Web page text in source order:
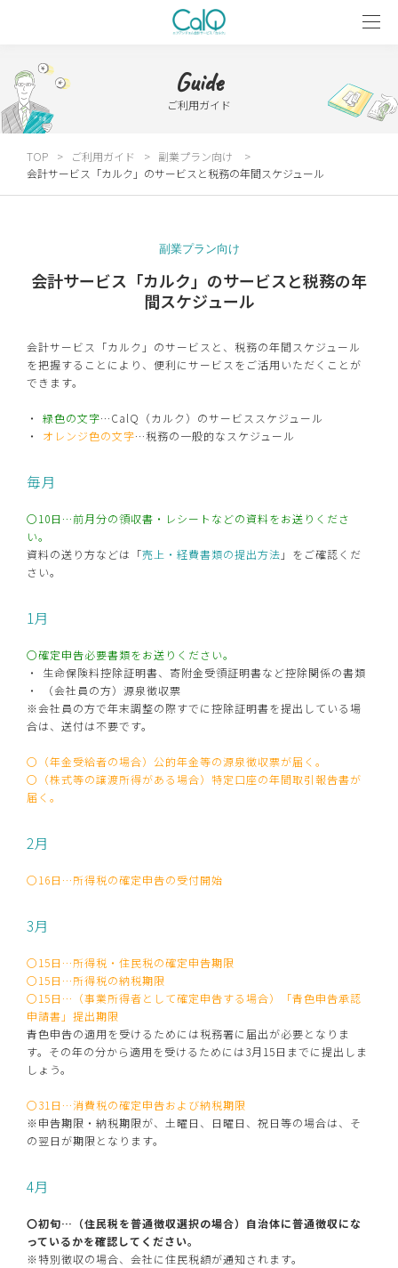
Guide
ご利用ガイド
TOP ご利用ガイド
副業プラン向け
会計サービス「カルク」のサービスと税務の年間スケジュール
副業プラン向け
会計サービス「カルク」のサービスと税務の年
間スケジュール
会計サービス「カルク」のサービスと、税務の年間スケジュール
を把握することにより、便利にサービスをご活用いただくことが
できます。
緑色の文字…CalQ（カルク）のサービススケジュール
オレンジ色の文字…税務の一般的なスケジュール
毎月
〇10日…前月分の領収書・レシートなどの資料をお送りくださ
い。
資料の送り方などは「売上・経費書類の提出方法 」をご確認くだ
さい。
1月
〇確定申告必要書類をお送りください。
生命保険料控除証明書、寄附金受領証明書など控除関係の書類
（会社員の方）源泉徴収票
※会社員の方で年末調整の際すでに控除証明書を提出している場
合は、送付は不要です。
〇（年金受給者の場合）公的年金等の源泉徴収票が届く。
〇（株式等の譲渡所得がある場合）特定口座の年間取引報告書が
届く。
2月
〇16日…所得税の確定申告の受付開始
3月
〇15日…所得税・住民税の確定申告期限
〇15日…所得税の納税期限
〇15日…（事業所得者として確定申告する場合）「青色申告承認
申請書」提出期限
青色申告の適用を受けるためには税務署に届出が必要となりま
す。その年の分から適用を受けるためには3月15日までに提出しま
しょう。
〇31日…消費税の確定申告および納税期限
※申告期限・納税期限が、土曜日、日曜日、祝日等の場合は、そ
の翌日が期限となります。
4月
〇初旬…（住民税を普通徴収選択の場合）自治体に普通徴収にな
っているかを確認してください。
※特別徴収の場合、会社に住民税額が通知されます。